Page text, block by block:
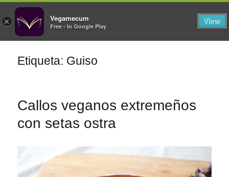
× Vegamecum
Free - In Google Play
View
FILTROS
Especial 'Al aire libre'
Ensaladas de
legumbres
Etiqueta: Guiso
Callos veganos extremeños
con setas ostra